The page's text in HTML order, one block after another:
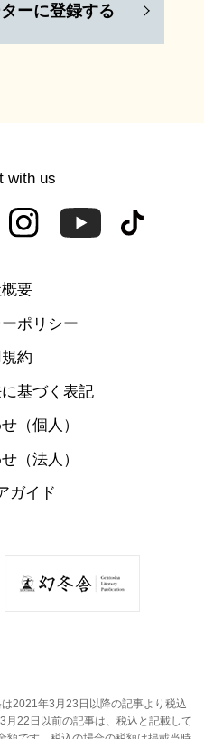
ーに登録する
with us
要
ポリシー
約
基づく表記
（個人）
（法人）
ガイド
2021年3月23日以降の記事より税込
月22日以前の記事は、税込と記載して